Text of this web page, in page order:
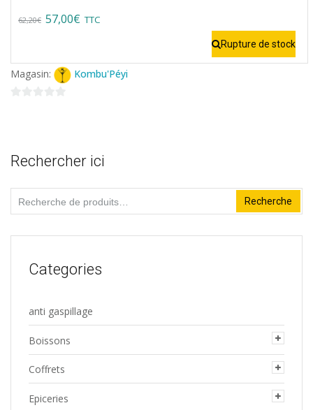
62,20€ Original
was:
62,20€.
57,00€ Current
is:
TTC
Rupture de stock
Magasin: Kombu'Péyi
Rechercher ici
Recherche
pour :
Recherche
Categories
anti gaspillage
Boissons
Coffrets
Epiceries